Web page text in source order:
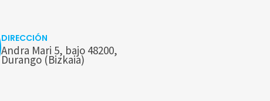
DIRECCIÓN
Andra Mari 5, bajo 48200,
Durango (Bizkaia)